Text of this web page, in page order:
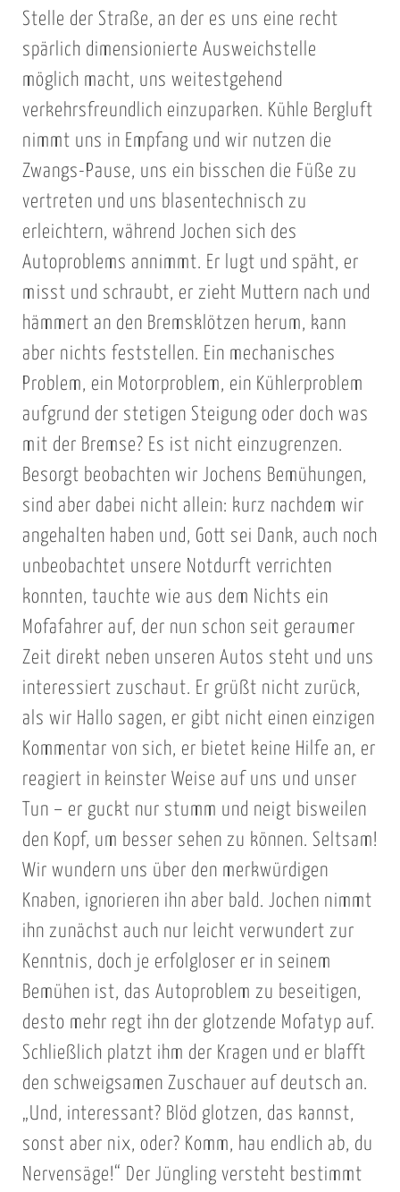
Stelle der Straße, an der es uns eine recht
spärlich dimensionierte Ausweichstelle
möglich macht, uns weitestgehend
verkehrsfreundlich einzuparken. Kühle Bergluft
nimmt uns in Empfang und wir nutzen die
Zwangs-Pause, uns ein bisschen die Füße zu
vertreten und uns blasentechnisch zu
erleichtern, während Jochen sich des
Autoproblems annimmt. Er lugt und späht, er
misst und schraubt, er zieht Muttern nach und
hämmert an den Bremsklötzen herum, kann
aber nichts feststellen. Ein mechanisches
Problem, ein Motorproblem, ein Kühlerproblem
aufgrund der stetigen Steigung oder doch was
mit der Bremse? Es ist nicht einzugrenzen.
Besorgt beobachten wir Jochens Bemühungen,
sind aber dabei nicht allein: kurz nachdem wir
angehalten haben und, Gott sei Dank, auch noch
unbeobachtet unsere Notdurft verrichten
konnten, tauchte wie aus dem Nichts ein
Mofafahrer auf, der nun schon seit geraumer
Zeit direkt neben unseren Autos steht und uns
interessiert zuschaut. Er grüßt nicht zurück,
als wir Hallo sagen, er gibt nicht einen einzigen
Kommentar von sich, er bietet keine Hilfe an, er
reagiert in keinster Weise auf uns und unser
Tun – er guckt nur stumm und neigt bisweilen
den Kopf, um besser sehen zu können. Seltsam!
Wir wundern uns über den merkwürdigen
Knaben, ignorieren ihn aber bald. Jochen nimmt
ihn zunächst auch nur leicht verwundert zur
Kenntnis, doch je erfolgloser er in seinem
Bemühen ist, das Autoproblem zu beseitigen,
desto mehr regt ihn der glotzende Mofatyp auf.
Schließlich platzt ihm der Kragen und er blafft
den schweigsamen Zuschauer auf deutsch an.
„Und, interessant? Blöd glotzen, das kannst,
sonst aber nix, oder? Komm, hau endlich ab, du
Nervensäge!“ Der Jüngling versteht bestimmt